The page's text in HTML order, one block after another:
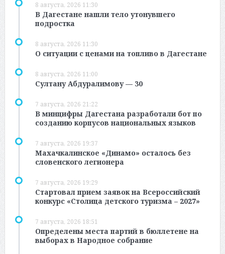
8 августа, 2026 11:30
В Дагестане нашли тело утонувшего
подростка
8 августа, 2026 11:30
О ситуации с ценами на топливо в Дагестане
8 августа, 2026 11:00
Султану Абдуралимову — 30
7 августа, 2026 21:22
В минцифры Дагестана разработали бот по
созданию корпусов национальных языков
7 августа, 2026 19:37
Махачкалинское «Динамо» осталось без
словенского легионера
7 августа, 2026 19:29
Стартовал прием заявок на Всероссийский
конкурс «Столица детского туризма – 2027»
7 августа, 2026 18:51
Определены места партий в бюллетене на
выборах в Народное собрание